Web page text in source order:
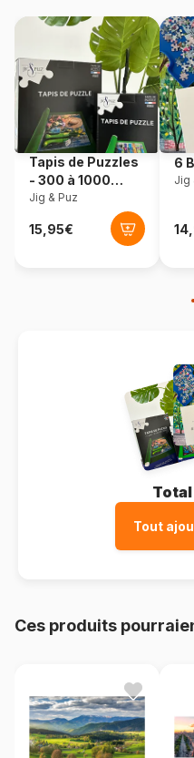
Nombre de pièces
Dimensions
Tapis de Puzzles
- 300 à 1000
pièces
Jig & Puz
6
Jig
Total
Tout
Ces produits